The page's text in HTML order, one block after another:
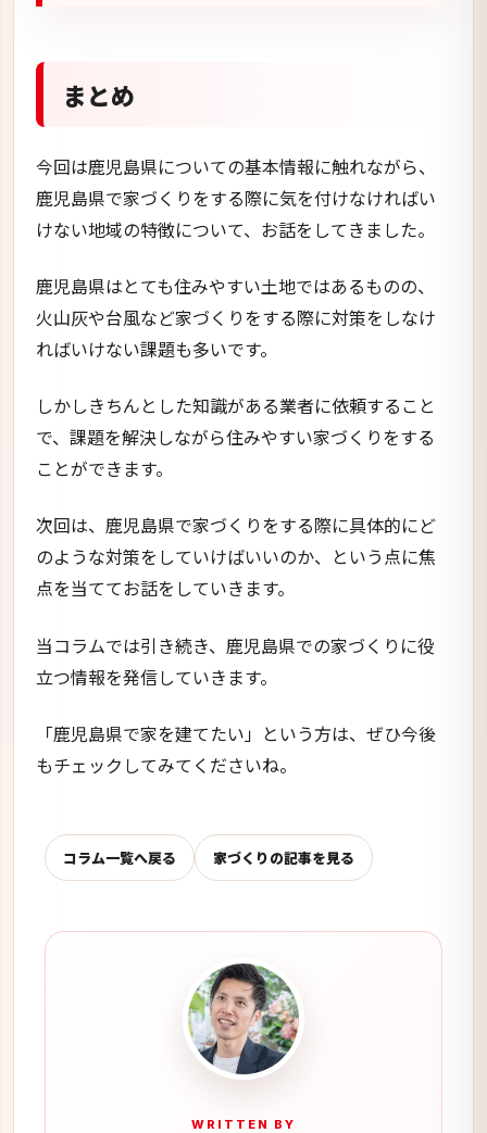
まとめ
今回は鹿児島県についての基本情報に触れながら、
鹿児島県で家づくりをする際に気を付けなければい
けない地域の特徴について、お話をしてきました。
鹿児島県はとても住みやすい土地ではあるものの、
火山灰や台風など家づくりをする際に対策をしなけ
ればいけない課題も多いです。
しかしきちんとした知識がある業者に依頼すること
で、課題を解決しながら住みやすい家づくりをする
ことができます。
次回は、鹿児島県で家づくりをする際に具体的にど
のような対策をしていけばいいのか、という点に焦
点を当ててお話をしていきます。
当コラムでは引き続き、鹿児島県での家づくりに役
立つ情報を発信していきます。
「鹿児島県で家を建てたい」という方は、ぜひ今後
もチェックしてみてくださいね。
コラム一覧へ戻る 家づくりの記事を見る
WRITTEN BY